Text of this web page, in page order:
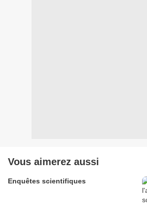
Vous aimerez aussi
Enquêtes scientifiques